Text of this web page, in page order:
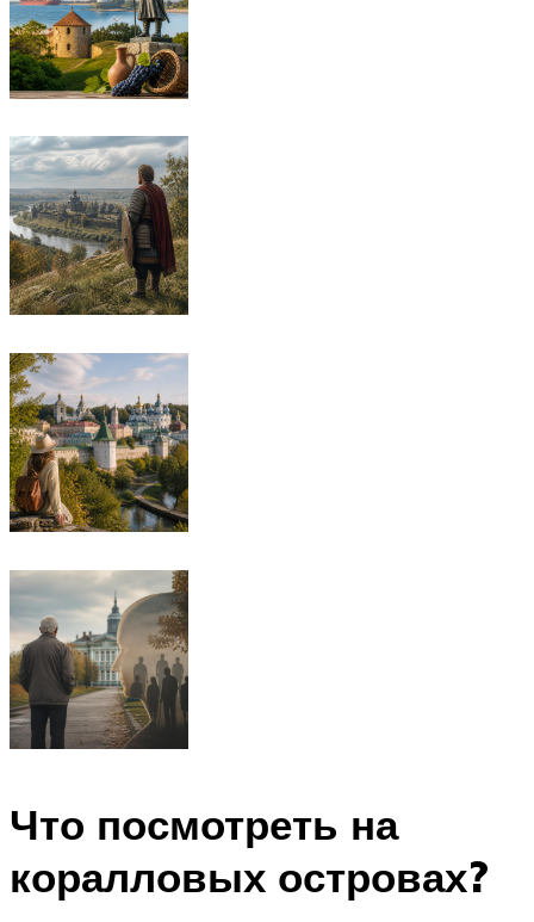
Что посмотреть на
коралловых островах?